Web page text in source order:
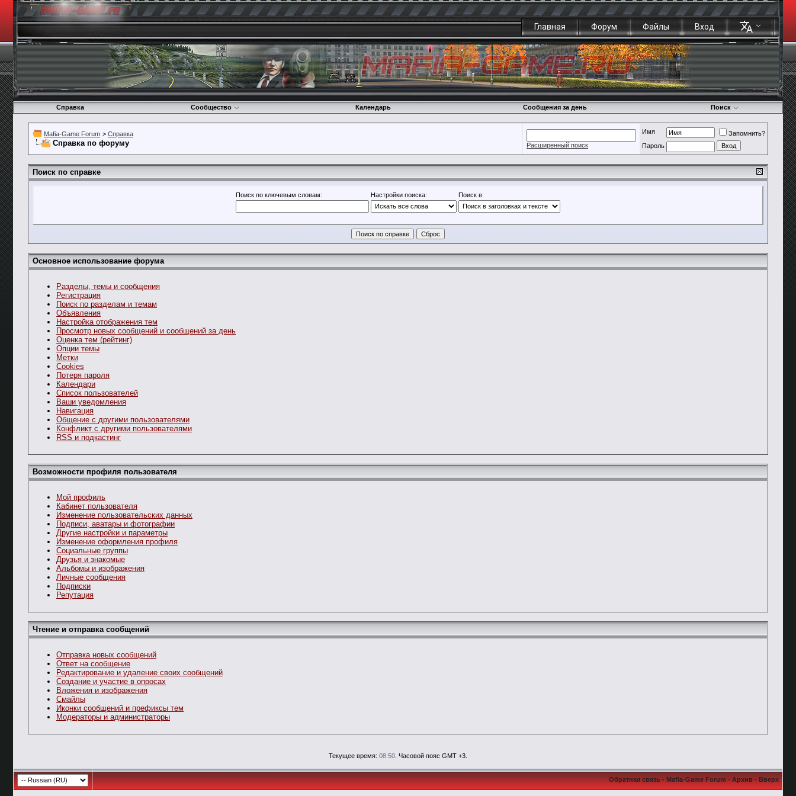
Главная Форум Файлы Вход
Справка Сообщество Календарь Сообщения за день Поиск
Mafia-Game Forum > Справка
Справка по форуму Расширенный поиск
Имя
Запомнить?
Пароль
Поиск по справке
Поиск по ключевым словам: Настройки поиска: Поиск в:
Основное использование форума
Разделы, темы и сообщения
Регистрация
Поиск по разделам и темам
Объявления
Настройка отображения тем
Просмотр новых сообщений и сообщений за день
Оценка тем (рейтинг)
Опции темы
Метки
Cookies
Потеря пароля
Календари
Список пользователей
Ваши уведомления
Навигация
Общение с другими пользователями
Конфликт с другими пользователями
RSS и подкастинг
Возможности профиля пользователя
Мой профиль
Кабинет пользователя
Изменение пользовательских данных
Подписи, аватары и фотографии
Другие настройки и параметры
Изменение оформления профиля
Социальные группы
Друзья и знакомые
Альбомы и изображения
Личные сообщения
Подписки
Репутация
Чтение и отправка сообщений
Отправка новых сообщений
Ответ на сообщение
Редактирование и удаление своих сообщений
Создание и участие в опросах
Вложения и изображения
Смайлы
Иконки сообщений и префиксы тем
Модераторы и администраторы
Текущее время: 08:50 . Часовой пояс GMT +3.
Обратная связь-Mafia-Game Forum-Архив-Вверх